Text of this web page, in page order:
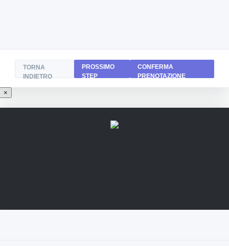
TORNA
INDIETRO
PROSSIMO
STEP
CONFERMA
PRENOTAZIONE
×